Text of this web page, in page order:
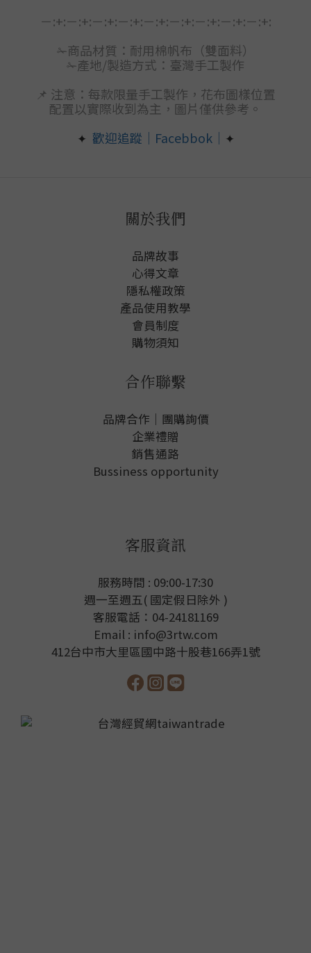
－:+:－:+:－:+:－:+:－:+:－:+:－:+:－:+:－:+:
✁商品材質： 耐用棉帆布（雙面料）
✁產地/製造方式：臺灣手工製作
📌 注意：每款限量手工製作，花布圖樣位置
配置以實際收到為主，圖片僅供參考。
✦ 歡迎追蹤｜Facebbok｜ ✦
關於我們
品牌故事
心得文章
隱私權政策
產品使用教學
會員制度
購物須知
合作聯繫
品牌合作｜團購詢價
企業禮贈
銷售通路
Bussiness opportunity
客服資訊
服務時間 : 09:00-17:30
週一至週五( 國定假日除外 )
客服電話：04-24181169
Email : info@3rtw.com
412台中市大里區國中路十股巷166弄1號